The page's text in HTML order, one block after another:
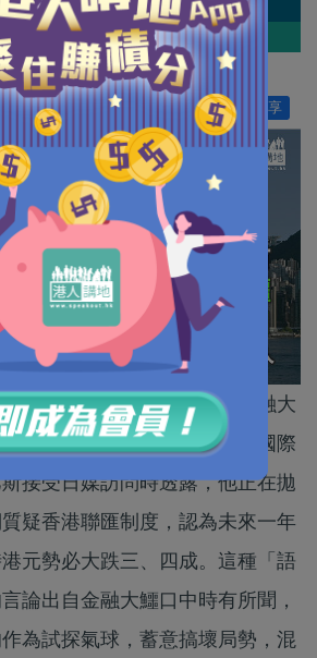
作者其他博評
金融大鱷撩事鬥非
分享
66
釀危機，總會令一班西方金融大
瀾想趁機大撈一筆。近日，國際
接受日媒訪問時透露，他正在拋
疑香港聯匯制度，認為未來一年
元勢必大跌三、四成。這種「語
論出自金融大鱷口中時有所聞，
為試探氣球，蓄意搞壞局勢，混